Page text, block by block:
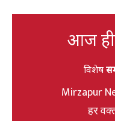
आज ही
विशेष
Mirzapur
हर